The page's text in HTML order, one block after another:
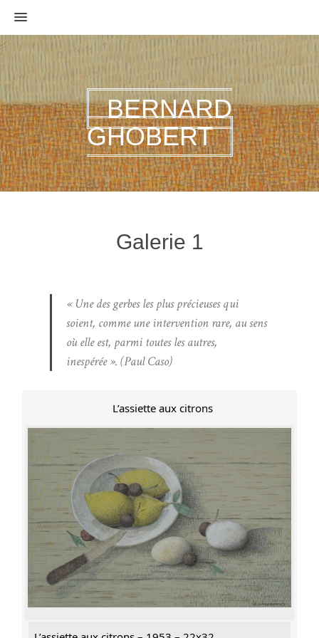
MENU
BERNARD
GHOBERT
Galerie 1
« Une des gerbes les plus précieuses qui
soient, comme une intervention rare, au sens
où elle est, parmi toutes les autres,
inespérée ». (Paul Caso)
L’assiette aux citrons